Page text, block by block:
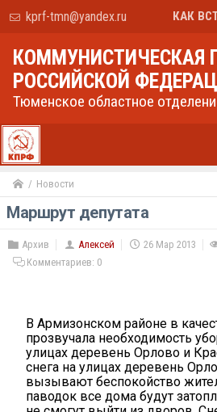
kprf-tmn@yandex.ru КАК
КОММУНИСТИЧЕСКАЯ
РОССИЙСКОЙ
Тюменское областное
Новости
Маршрут депутата
Архив Алексей 26 Мар 2013
Комментариев: 0
В Армизонском районе в
прозвучала необходимость
улицах деревень Орлово и
снега на улицах деревень
вызывают беспокойство
паводок все дома будут